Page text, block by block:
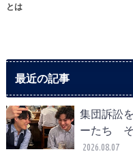
とは
最近の記事
集団訴訟
ーたち そ
2026.08.07